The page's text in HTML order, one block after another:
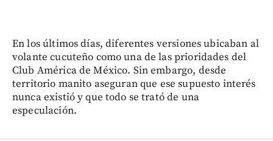
En los últimos días, diferentes versiones ubicaban al
volante cucuteño como una de las prioridades del
Club América de México. Sin embargo, desde
territorio manito aseguran que ese supuesto interés
nunca existió y que todo se trató de una
especulación.